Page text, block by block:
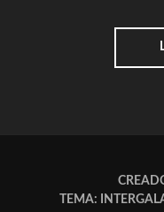
TEMA: